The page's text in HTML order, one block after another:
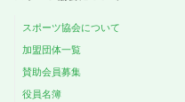
スポーツ協会について
加盟団体一覧
賛助会員募集
役員名簿